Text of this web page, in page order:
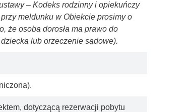
– Kodeks rodzinny i opiekuńczy
meldunku w Obiekcie prosimy o
że osoba dorosła ma prawo do
lub orzeczenie sądowe).
dotyczącą rezerwacji pobytu